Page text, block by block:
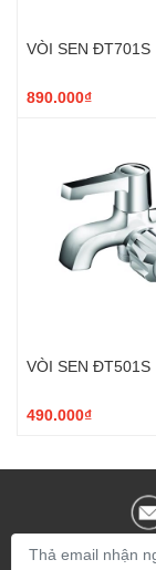
VÒI SEN ĐT701S
890.000₫
VÒI SEN ĐT501S
490.000₫